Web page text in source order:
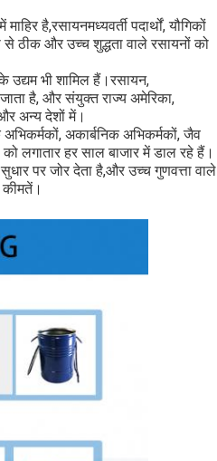
है,रसायनमध्यवर्ती पदार्थों, यौगिकों
ठीक और उच्च शुद्धता वाले रसायनों को
उद्यम भी शामिल हैं।रसायन,
है, और संयुक्त राज्य अमेरिका,
अन्य देशों में।
अकार्बनिक अभिकर्मकों, जैव
लगातार हर साल बाजार में डाल रहे हैं।
पर जोर देता है,और उच्च गुणवत्ता वाले
कीमतें।